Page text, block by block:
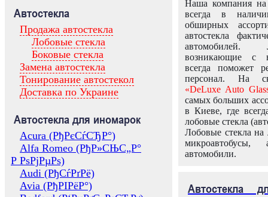
Автостекла
Продажа автостекла
Лобовые стекла
Боковые стекла
Замена автостекла
Тонирование автостекол
Доставка по Украине
Автостекла для иномарок
Acura (РђРєСѓСЂР°)
Alfa Romeo (РђР»СЊС„Р°
Р РѕРјРµРѕ)
Audi (РђСѓРґРё)
Avia (РђРІРёР°)
Наша компания на
всегда в
обширных
автостекла
возникающие с
всегда поможет
персонал. На
«DeLuxe Auto
самых больших
в Киеве, где
лобовые стекла
Лобовые стекла на
микроавтобусы,
автомобили.
Автостекла